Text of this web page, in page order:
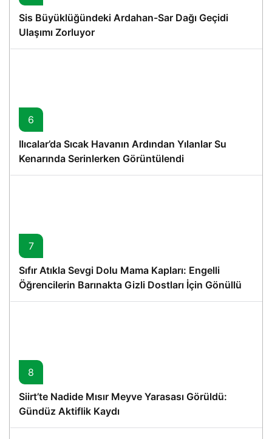
Sis Büyüklüğündeki Ardahan-Sar Dağı Geçidi
Ulaşımı Zorluyor
6
Ilıcalar’da Sıcak Havanın Ardından Yılanlar Su
Kenarında Serinlerken Görüntülendi
7
Sıfır Atıkla Sevgi Dolu Mama Kapları: Engelli
Öğrencilerin Barınakta Gizli Dostları İçin Gönüllü
Proje
8
Siirt’te Nadide Mısır Meyve Yarasası Görüldü:
Gündüz Aktiflik Kaydı